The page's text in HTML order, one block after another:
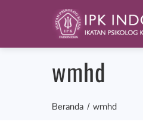
wmhd
Beranda wmhd